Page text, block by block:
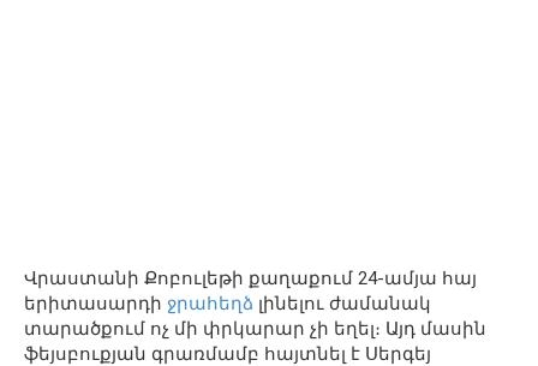
Վրաստանի Քոբուլեթի քաղաքում 24-ամյա հայ
երիտասարդի ջրահեղձ լինելու ժամանակ
տարածքում ոչ մի փրկարար չի եղել։ Այդ մասին
ֆեյսբուքյան գրառմամբ հայտնել է Սերգեյ